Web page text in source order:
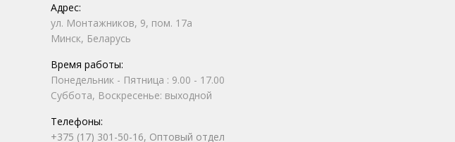
Адрес:
ул. Монтажников, 9, пом. 17а
Минск, Беларусь
Время работы:
Понедельник - Пятница : 9.00 - 17.00
Суббота, Воскресенье: выходной
Телефоны:
+375 (17) 301-50-16, Оптовый отдел